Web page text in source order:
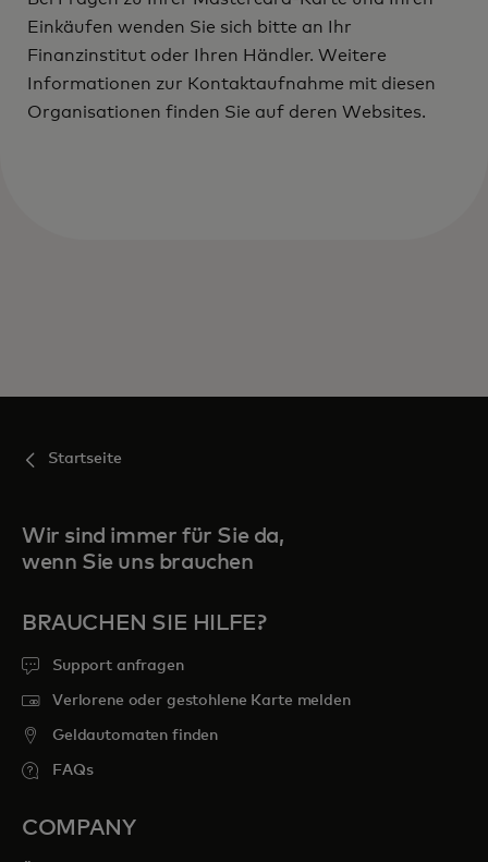
Einkäufen wenden Sie sich bitte an Ihr
Finanzinstitut oder Ihren Händler. Weitere
Informationen zur Kontaktaufnahme mit diesen
Organisationen finden Sie auf deren Websites.
Startseite
Wir sind immer für Sie da,
wenn Sie uns brauchen
BRAUCHEN SIE HILFE?
Support anfragen
Verlorene oder gestohlene Karte melden
Geldautomaten finden
FAQs
COMPANY